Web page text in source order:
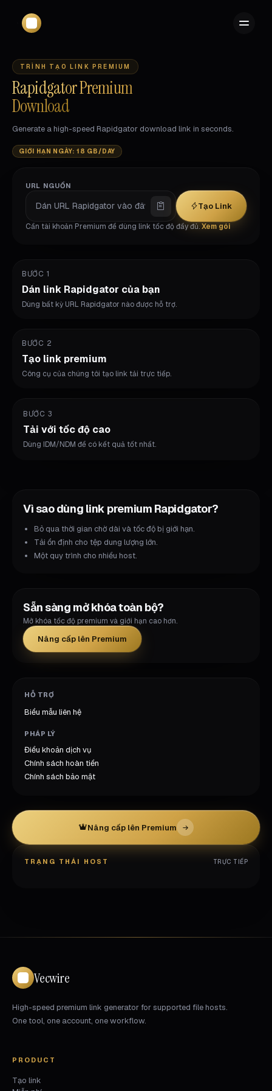
TRÌNH TẠO LINK PREMIUM
Rapidgator Premium
Download
Generate a high-speed Rapidgator download link in seconds.
GIỚI HẠN NGÀY: 18 GB/DAY
URL NGUỒN
Tạo Link
Cần tài khoản Premium để dùng link tốc độ đầy đủ.Xem gói
BƯỚC 1
Dán link Rapidgator của bạn
Dùng bất kỳ URL Rapidgator nào được hỗ trợ.
BƯỚC 2
Tạo link premium
Công cụ của chúng tôi tạo link tải trực tiếp.
BƯỚC 3
Tải với tốc độ cao
Dùng IDM/NDM để có kết quả tốt nhất.
Vì sao dùng link premium Rapidgator?
Bỏ qua thời gian chờ dài và tốc độ bị giới hạn.
Tải ổn định cho tệp dung lượng lớn.
Một quy trình cho nhiều host.
Sẵn sàng mở khóa toàn bộ?
Mở khóa tốc độ premium và giới hạn cao hơn.
Nâng cấp lên Premium
HỖ TRỢ
Biểu mẫu liên hệ
PHÁP LÝ
Điều khoản dịch vụ
Chính sách hoàn tiền
Chính sách bảo mật
Nâng cấp lên Premium
TRẠNG THÁI HOST TRỰC TIẾP
Vecwire
High-speed premium link generator for supported file hosts.
One tool, one account, one workflow.
PRODUCT
Tạo link